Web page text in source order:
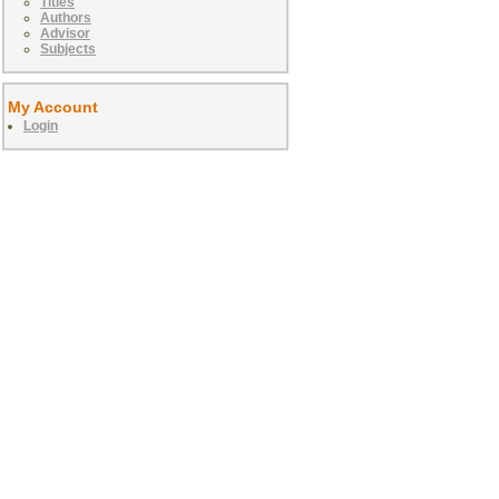
Authors
Advisor
Subjects
My Account
Login